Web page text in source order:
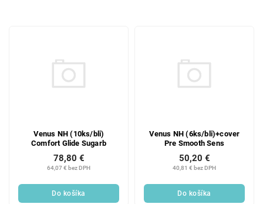
Venus NH (10ks/bli)
Comfort Glide Sugarb
64,07 € bez DPH
78,80 €
Do košíka
Venus NH (6ks/bli)+cover
Pre Smooth Sens
40,81 € bez DPH
50,20 €
Do košíka